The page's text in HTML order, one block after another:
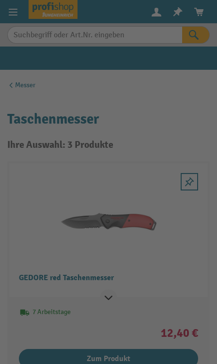
springen
Messer
Taschenmesser
Ihre Auswahl: 3 Produkte
GEDORE red Taschenmesser
7 Arbeitstage
12,40 €
Zum Produkt